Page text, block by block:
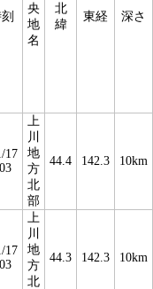
央
地
名
北
緯
東経 深さ
17
上
川
地
方
北
部
44.4 142.3 10km
17
上
川
地
方
北
44.3 142.3 10km